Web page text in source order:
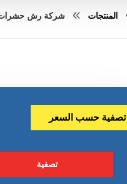
المنتجات شركة رش حشرات
تصفية حسب السعر
تصفية